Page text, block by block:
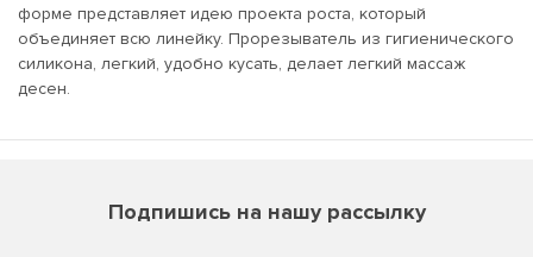
форме представляет идею проекта роста, который
объединяет всю линейку. Прорезыватель из гигиенического
силикона, легкий, удобно кусать, делает легкий массаж
десен.
Подпишись на нашу рассылку